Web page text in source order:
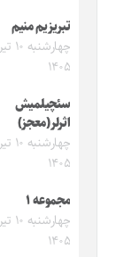
تبریزیم منیم
چهارشنبه ۱۰ تیر
۱۴۰۵
سئچیلمیش
اثرلر(معجز)
چهارشنبه ۱۰ تیر
۱۴۰۵
مجموعه ۱
چهارشنبه ۱۰ تیر
۱۴۰۵